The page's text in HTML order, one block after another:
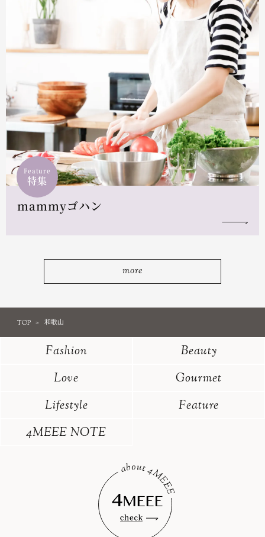
Feature
特集
mammyゴハン
more
TOP 和歌山
Fashion
Beauty
Love
Gourmet
Lifestyle
Feature
4MEEE NOTE